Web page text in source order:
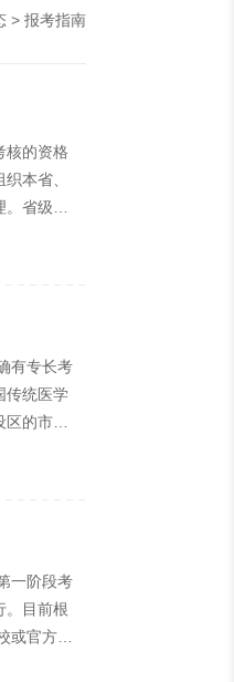
> 报考指南
核的资格
本省、
。省级中
医师资
有专长考
传统医学
区的市级
为师承/
一阶段考
。目前根
或官方通